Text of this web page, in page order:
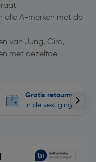
alle A-merken met de
van Jung, Gira,
met dezelfde
Gratis retourneren
in de vestigingen